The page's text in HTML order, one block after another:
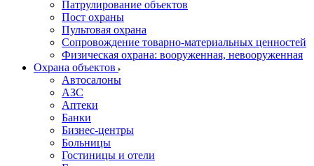
Патрулирование объектов
Пост охраны
Пультовая охрана
Сопровождение товарно-материальных ценностей
Физическая охрана: вооруженная, невооруженная
Охрана объектов
Автосалоны
АЗС
Аптеки
Банки
Бизнес-центры
Больницы
Гостиницы и отели